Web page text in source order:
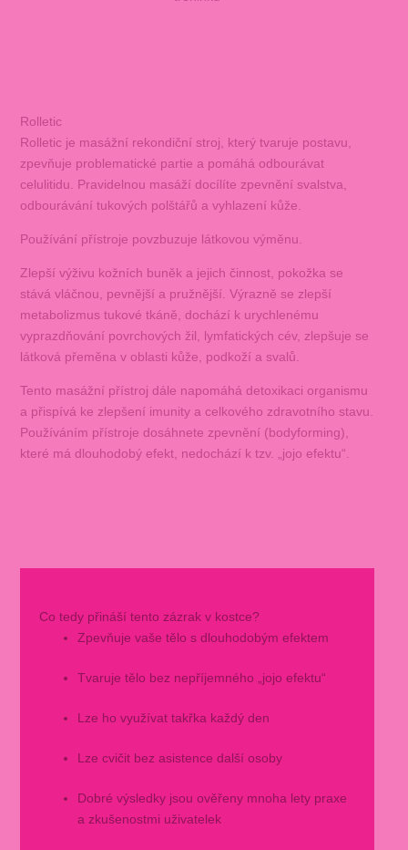
Rolletic
Rolletic je masážní rekondiční stroj, který tvaruje postavu,
zpevňuje problematické partie a pomáhá odbourávat
celulitidu. Pravidelnou masáží docílíte zpevnění svalstva,
odbourávání tukových polštářů a vyhlazení kůže.
Používání přístroje povzbuzuje látkovou výměnu.
Zlepší výživu kožních buněk a jejich činnost, pokožka se
stává vláčnou, pevnější a pružnější. Výrazně se zlepší
metabolizmus tukové tkáně, dochází k urychlenému
vyprazdňování povrchových žil, lymfatických cév, zlepšuje se
látková přeměna v oblasti kůže, podkoží a svalů.
Tento masážní přístroj dále napomáhá detoxikaci organismu
a přispívá ke zlepšení imunity a celkového zdravotního stavu.
Používáním přístroje dosáhnete zpevnění (bodyforming),
které má dlouhodobý efekt, nedochází k tzv. „jojo efektu“.
Co tedy přináší tento zázrak v kostce?
Zpevňuje vaše tělo s dlouhodobým efektem
Tvaruje tělo bez nepříjemného „jojo efektu“
Lze ho využívat takřka každý den
Lze cvičit bez asistence další osoby
Dobré výsledky jsou ověřeny mnoha lety praxe
a zkušenostmi uživatelek